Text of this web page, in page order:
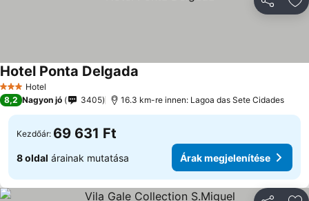
3 Kategória
Hotel
Hotel Ponta Delgada
8,2 Nagyon jó 3405 16.3 km-re innen: Lagoa das Sete Cidades
Kezdőár: 69 631 Ft
8 oldal árainak mutatása Árak megjelenítése